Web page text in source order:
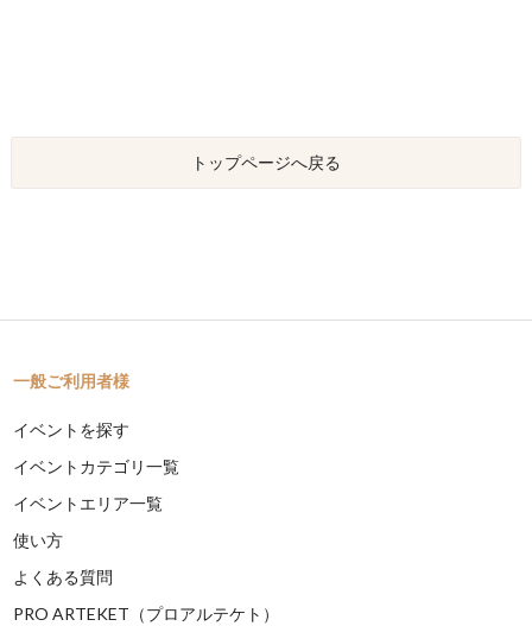
トップページへ戻る
一般ご利用者様
イベントを探す
イベントカテゴリ一覧
イベントエリア一覧
使い方
よくある質問
PRO ARTEKET（プロアルテケト）